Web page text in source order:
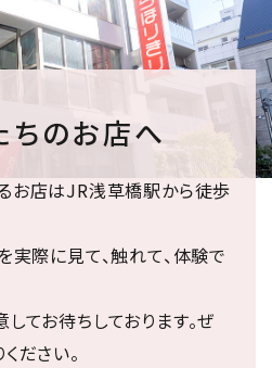
ちのお店へ
お店はJR浅草橋駅から徒歩
実際に見て、触れて、体験で
てお待ちしております。ぜ
ださい。